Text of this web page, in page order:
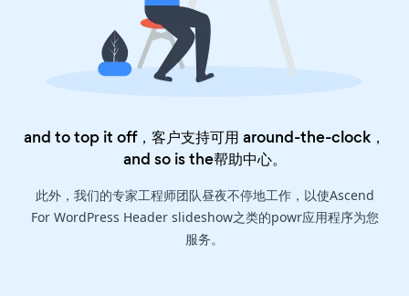
and to top it off，客户支持可用 around-the-clock，
and so is the帮助中心。
此外，我们的专家工程师团队昼夜不停地工作，以使Ascend
For WordPress Header slideshow之类的powr应用程序为您
服务。